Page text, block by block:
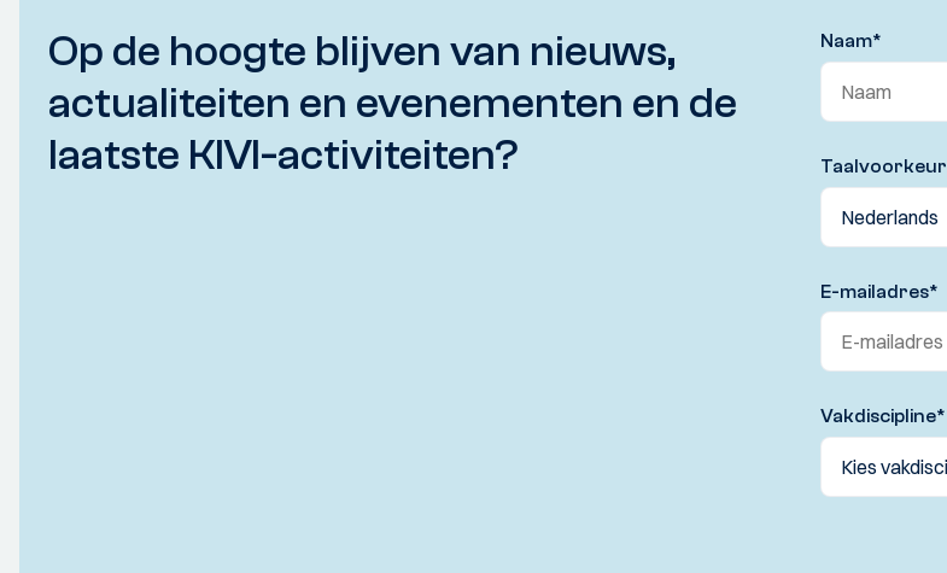
Op de hoogte blijven van nieuws,
actualiteiten en evenementen en de
laatste KIVI-activiteiten?
Naam*
Taalvoorkeur
E-mailadres*
Vakdiscipline*